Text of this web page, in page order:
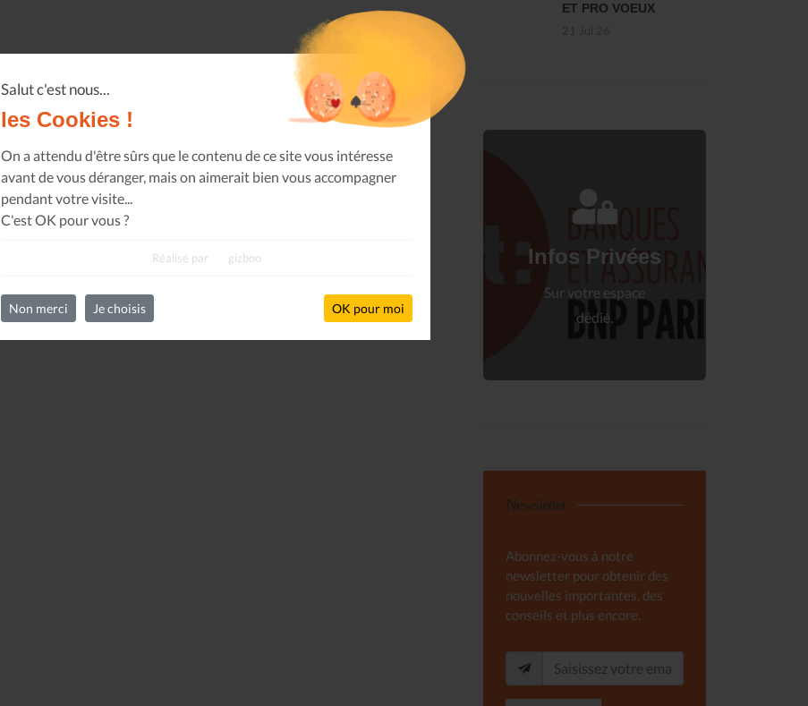
Salut c'est nous...
les Cookies !
On a attendu d'être sûrs que le contenu de ce site vous intéresse
avant de vous déranger, mais on aimerait bien vous accompagner
pendant votre visite...
C'est OK pour vous ?
Réalisé par gizboo
Non merci Je choisis OK pour moi
ET PRO VOEUX
Infos Privées
Sur votre espace
dédié.
Connectez-vous
à votre espace privé.
Newsletter
Abonnez-vous à notre
newsletter pour obtenir des
nouvelles importantes, des
conseils et plus encore.